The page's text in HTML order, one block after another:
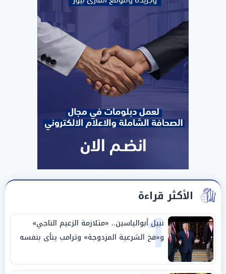
الأكثر قراءة
1
نبيل أبوالياسين.. «متلازمة الزعيم الناجي»
و«فخ الشرعية المزدوجة» وترامب ينأى بنفسه
وحليفه في «ميتم استراتيجي»